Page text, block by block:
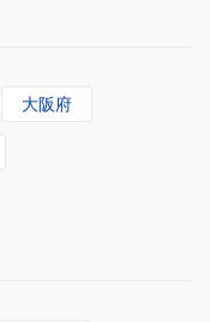
大阪府